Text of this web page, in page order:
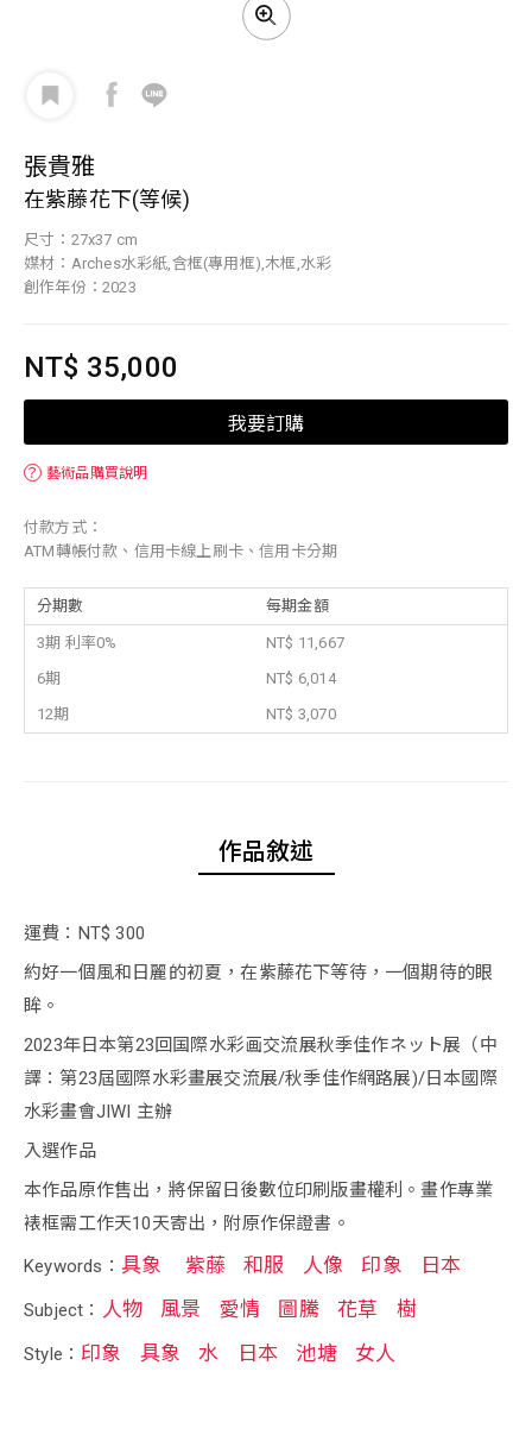
張貴雅
在紫藤花下(等候)
尺寸：27x37 cm
媒材：Arches水彩紙,含框(專用框),木框,水彩
創作年份：2023
NT$ 35,000
我要訂購
？ 藝術品購買說明
付款方式：
ATM轉帳付款、信用卡線上刷卡、信用卡分期
分期數 每期金額
3期 利率0%
NT$ 11,667
6期
NT$ 6,014
12期
NT$ 3,070
作品敘述
運費：NT$ 300
約好一個風和日麗的初夏，在紫藤花下等待，一個期待的眼
眸。
2023年日本第23回国際水彩画交流展秋季佳作ネット展（中
譯：第23屆國際水彩畫展交流展/秋季佳作網路展)/日本國際
水彩畫會JIWI 主辦
入選作品
本作品原作售出，將保留日後數位印刷版畫權利。畫作專業
裱框需工作天10天寄出，附原作保證書。
Keywords： 具象 紫藤 和服 人像 印象 日本
Subject： 人物 風景 愛情 圖騰 花草 樹
Style： 印象 具象 水 日本 池塘 女人